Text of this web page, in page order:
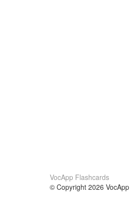
VocApp Flashcards
© Copyright 2026 VocApp